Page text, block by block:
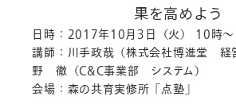
果を高めよう
日時：2017年10月3日（火） 10時
講師：川手政哉（株式会社博進堂 経
野 徹（C&C事業部 システム）
会場：森の共育実修所「点塾」